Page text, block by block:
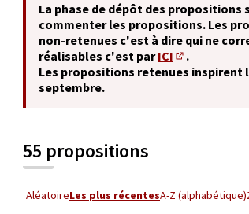
La phase de dépôt des
commenter les propositions. Les
non-retenues c'est à dire qui ne
réalisables c'est parICI
(S'ouvre
.
Les propositions retenues inspirent
septembre.
55 propositions
AléatoireLes plus récentesA-Z (alphabétique)